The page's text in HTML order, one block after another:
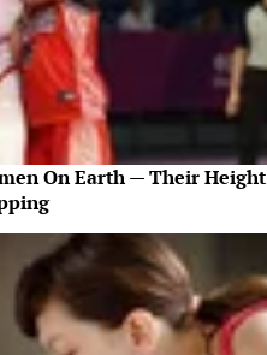
On Earth — Their Height